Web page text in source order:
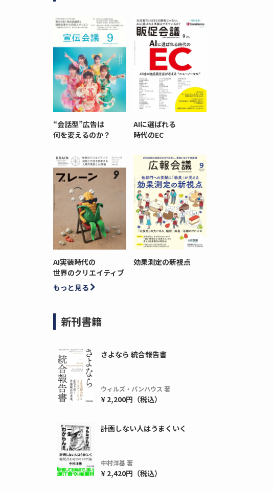
“会話型”広告は
何を変えるのか？
AIに選ばれる
時代のEC
AI実装時代の
世界のクリエイティブ
効果測定の新視点
もっと見る
新刊書籍
さよなら 統合報告書
ウィルズ・パンハウス 著
¥ 2,200円（税込）
計画しない人はうまくいく
中村洋基 著
¥ 2,420円（税込）